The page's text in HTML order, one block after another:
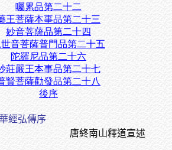
囑累品第二十二
王菩薩本事品第二十三
妙音菩薩品第二十四
音菩薩普門品第二十五
陀羅尼品第二十六
莊嚴王本事品第二十七
賢菩薩勸發品第二十八
後序
經弘傳序
唐終南山釋道宣述